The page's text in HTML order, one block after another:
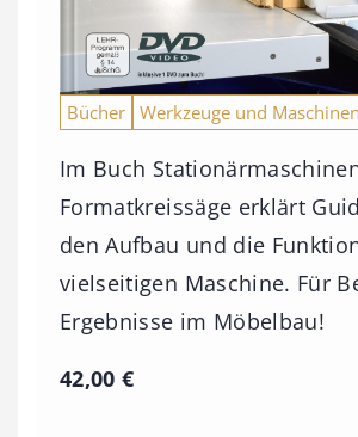
Bücher Werkzeuge und Maschinen
Im Buch
Formatkreissäge erklärt
den Aufbau und die
vielseitigen Maschine. Für
Ergebnisse im Möbelbau!
42,00€